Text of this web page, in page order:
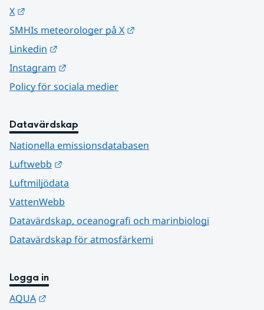
X
SMHIs meteorologer på X
Linkedin
Instagram
Policy för sociala medier
Datavärdskap
Nationella emissionsdatabasen
Luftwebb
Luftmiljödata
VattenWebb
Datavärdskap, oceanografi och marinbiologi
Datavärdskap för atmosfärkemi
Logga in
AQUA